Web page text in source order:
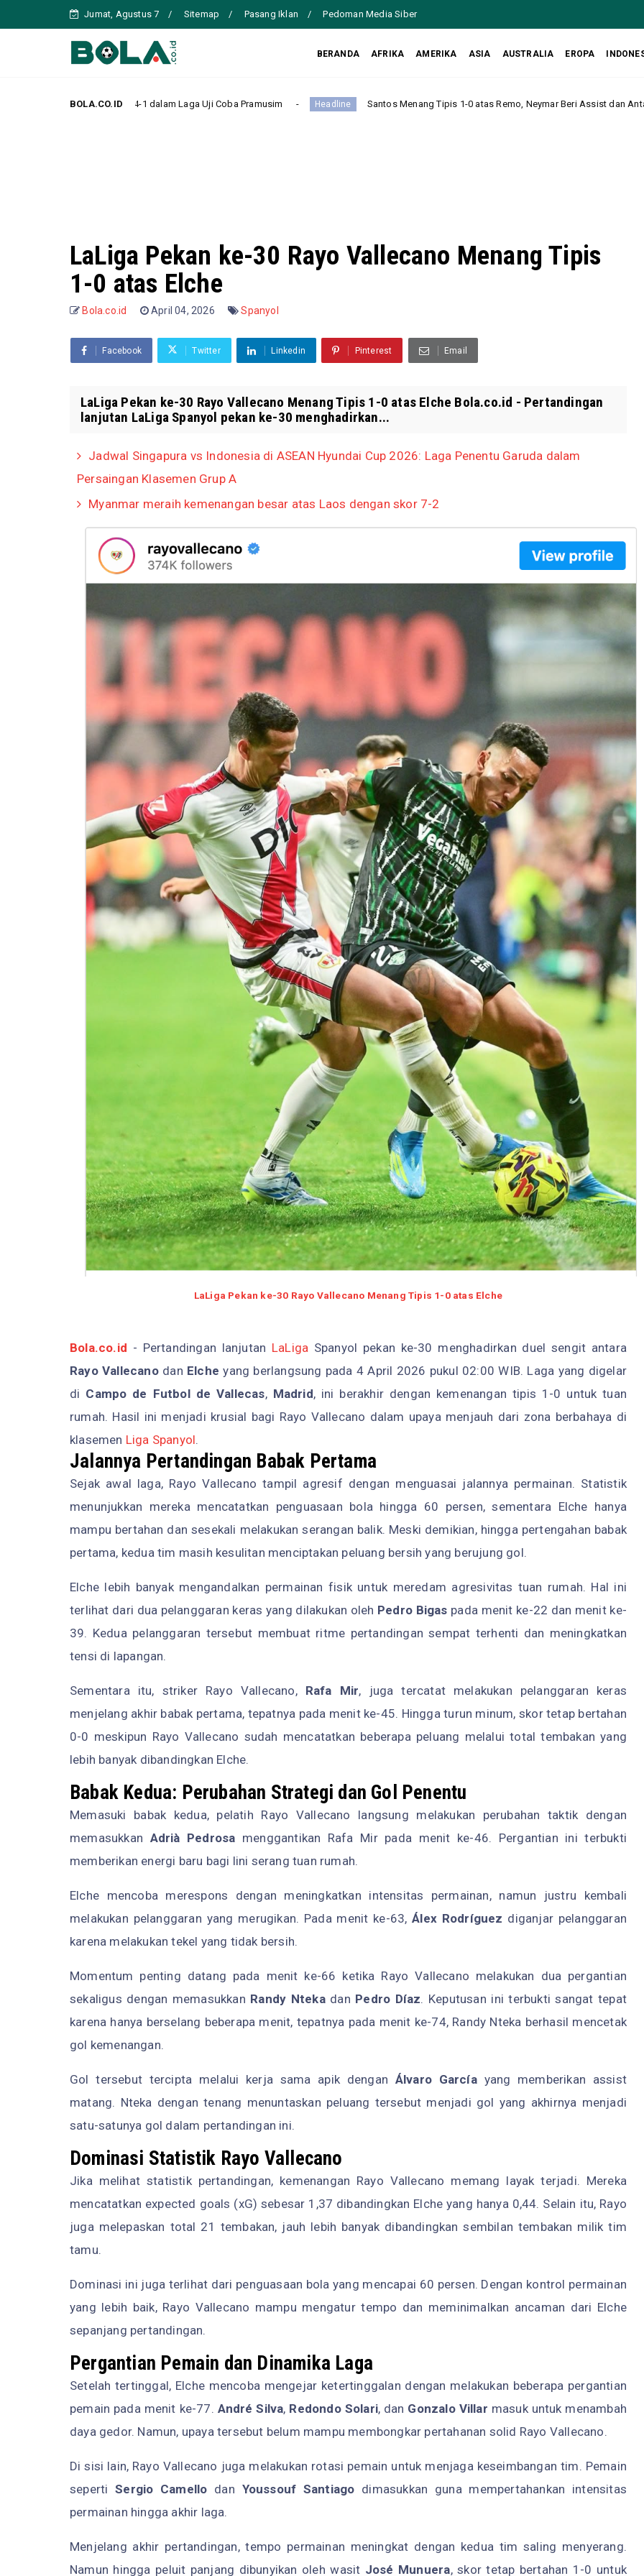
Jumat, Agustus 7 Sitemap Pasang Iklan Pedoman Media Siber
BERANDA AFRIKA AMERIKA ASIA AUSTRALIA EROPA
BOLA.CO.ID
4-1 dalam Laga Uji Coba Pramusim Headline Santos Menang Tipis 1-0 atas Remo, Neymar Beri Assist dan Antar Tim Lolos ke
LaLiga Pekan ke-30 Rayo Vallecano Menang Tipis
1-0 atas Elche
Bola.co.id April 04, 2026 Spanyol
Facebook Twitter Linkedin Pinterest Email
LaLiga Pekan ke-30 Rayo Vallecano Menang Tipis 1-0 atas Elche Bola.co.id - Pertandingan
lanjutan LaLiga Spanyol pekan ke-30 menghadirkan...
Jadwal Singapura vs Indonesia di ASEAN Hyundai Cup 2026: Laga Penentu Garuda dalam
Persaingan Klasemen Grup A
Myanmar meraih kemenangan besar atas Laos dengan skor 7-2
LaLiga Pekan ke-30 Rayo Vallecano Menang Tipis 1-0 atas Elche
Bola.co.id - Pertandingan lanjutan LaLiga Spanyol pekan ke-30 menghadirkan duel sengit antara
Rayo Vallecanodan Elche yang berlangsung pada 4 April 2026 pukul 02:00 WIB. Laga yang digelar
di Campo de Futbol de Vallecas, Madrid, ini berakhir dengan kemenangan tipis 1-0 untuk tuan
rumah. Hasil ini menjadi krusial bagi Rayo Vallecano dalam upaya menjauh dari zona berbahaya di
klasemen Liga Spanyol.
Jalannya Pertandingan Babak Pertama
Sejak awal laga, Rayo Vallecano tampil agresif dengan menguasai jalannya permainan. Statistik
menunjukkan mereka mencatatkan penguasaan bola hingga 60 persen, sementara Elche hanya
mampu bertahan dan sesekali melakukan serangan balik. Meski demikian, hingga pertengahan babak
pertama, kedua tim masih kesulitan menciptakan peluang bersih yang berujung gol.
Elche lebih banyak mengandalkan permainan fisik untuk meredam agresivitas tuan rumah. Hal ini
terlihat dari dua pelanggaran keras yang dilakukan oleh Pedro Bigas pada menit ke-22 dan menit ke-
39. Kedua pelanggaran tersebut membuat ritme pertandingan sempat terhenti dan meningkatkan
tensi di lapangan.
Sementara itu, striker Rayo Vallecano, Rafa Mir, juga tercatat melakukan pelanggaran keras
menjelang akhir babak pertama, tepatnya pada menit ke-45. Hingga turun minum, skor tetap bertahan
0-0 meskipun Rayo Vallecano sudah mencatatkan beberapa peluang melalui total tembakan yang
lebih banyak dibandingkan Elche.
Babak Kedua: Perubahan Strategi dan Gol Penentu
Memasuki babak kedua, pelatih Rayo Vallecano langsung melakukan perubahan taktik dengan
memasukkan Adrià Pedrosa menggantikan Rafa Mir pada menit ke-46. Pergantian ini terbukti
memberikan energi baru bagi lini serang tuan rumah.
Elche mencoba merespons dengan meningkatkan intensitas permainan, namun justru kembali
melakukan pelanggaran yang merugikan. Pada menit ke-63,Álex Rodríguez diganjar pelanggaran
karena melakukan tekel yang tidak bersih.
Momentum penting datang pada menit ke-66 ketika Rayo Vallecano melakukan dua pergantian
sekaligus dengan memasukkan Randy Ntekadan Pedro Díaz. Keputusan ini terbukti sangat tepat
karena hanya berselang beberapa menit, tepatnya pada menit ke-74, Randy Nteka berhasil mencetak
gol kemenangan.
Gol tersebut tercipta melalui kerja sama apik dengan Álvaro Garcíayang memberikan assist
matang. Nteka dengan tenang menuntaskan peluang tersebut menjadi gol yang akhirnya menjadi
satu-satunya gol dalam pertandingan ini.
Dominasi Statistik Rayo Vallecano
Jika melihat statistik pertandingan, kemenangan Rayo Vallecano memang layak terjadi. Mereka
mencatatkan expected goals (xG) sebesar 1,37 dibandingkan Elche yang hanya 0,44. Selain itu, Rayo
juga melepaskan total 21 tembakan, jauh lebih banyak dibandingkan sembilan tembakan milik tim
tamu.
Dominasi ini juga terlihat dari penguasaan bola yang mencapai 60 persen. Dengan kontrol permainan
yang lebih baik, Rayo Vallecano mampu mengatur tempo dan meminimalkan ancaman dari Elche
sepanjang pertandingan.
Pergantian Pemain dan Dinamika Laga
Setelah tertinggal, Elche mencoba mengejar ketertinggalan dengan melakukan beberapa pergantian
pemain pada menit ke-77. André Silva, Redondo Solari, dan Gonzalo Villar masuk untuk menambah
daya gedor. Namun, upaya tersebut belum mampu membongkar pertahanan solid Rayo Vallecano.
Di sisi lain, Rayo Vallecano juga melakukan rotasi pemain untuk menjaga keseimbangan tim. Pemain
sepertiSergio Camello dan Youssouf Santiago dimasukkan guna mempertahankan intensitas
permainan hingga akhir laga.
Menjelang akhir pertandingan, tempo permainan meningkat dengan kedua tim saling menyerang.
Namun hingga peluit panjang dibunyikan oleh wasit José Munuera, skor tetap bertahan 1-0 untuk